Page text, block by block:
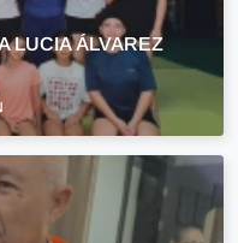
LUCIA ÁLVAREZ